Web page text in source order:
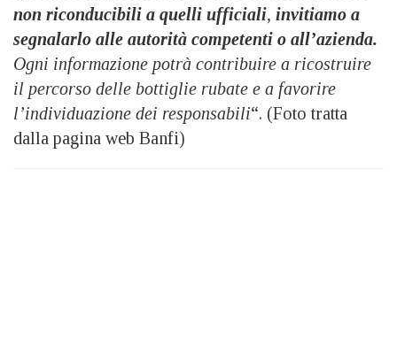
non riconducibili a quelli ufficiali, invitiamo a
segnalarlo alle autorità competenti o all’azienda.
Ogni informazione potrà contribuire a ricostruire
il percorso delle bottiglie rubate e a favorire
l’individuazione dei responsabili“. (Foto tratta
dalla pagina web Banfi)